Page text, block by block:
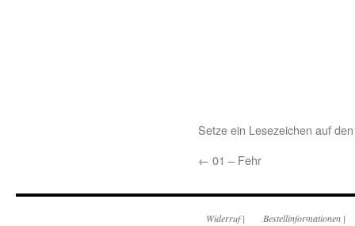
Setze ein Lesezeichen auf
← 01 – Fehr
Widerruf| Bestellinformationen |